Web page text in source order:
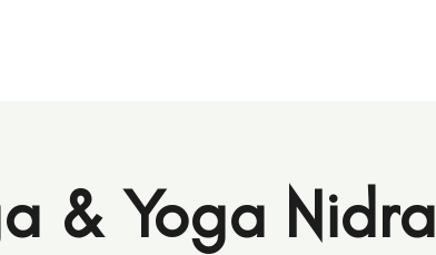
& Yoga Nidra